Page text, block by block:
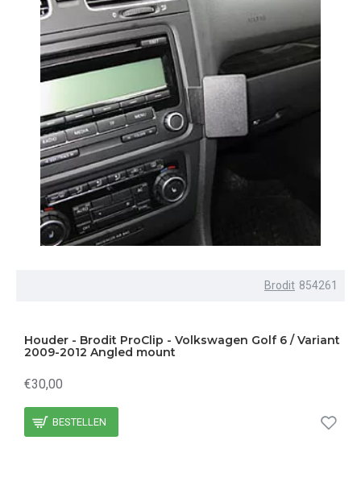
Brodit 854261
Houder - Brodit ProClip - Volkswagen Golf 6 / Variant
2009-2012 Angled mount
€30,00
BESTELLEN